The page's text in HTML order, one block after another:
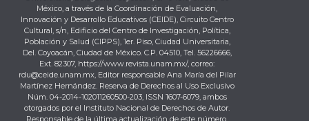
México, a través de la Coordinación de Evaluación,
Innovación y Desarrollo Educativos (CEIDE), Circuito Centro
Cultural, s/n, Edificio del Centro de Investigación, Política,
Población y Salud (CIPPS), 1er. Piso, Ciudad Universitaria,
Del. Coyoacán, Ciudad de México. C.P. 04510, Tel. 56226666,
Ext. 82307, https://www.revista.unam.mx/, correo:
rdu@ceide.unam.mx, Editor responsable Ana María del Pilar
Martínez Hernández. Reserva de Derechos al Uso Exclusivo
Núm. 04-2014-102011260500-203, ISSN 1607-6079, ambos
otorgados por el Instituto Nacional de Derechos de Autor.
Responsable de la última actualización de este número,